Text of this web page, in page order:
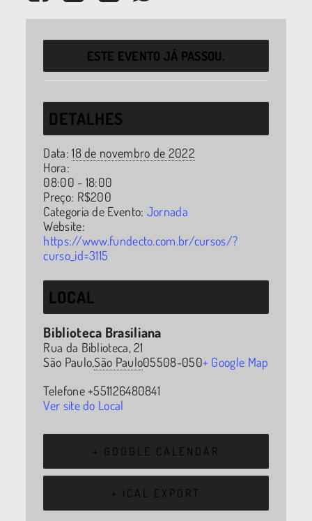
ESTE EVENTO JÁ PASSOU.
DETALHES
Data: 18 de novembro de 2022
Hora:
08:00 - 18:00
Preço: R$200
Categoria de Evento: Jornada
Website:
https://www.fundecto.com.br/cursos/?
curso_id=3115
LOCAL
Biblioteca Brasiliana
Rua da Biblioteca, 21
São Paulo,São Paulo05508-050+ Google Map
Telefone+551126480841
Ver site do Local
+ GOOGLE CALENDAR
+ ICAL EXPORT